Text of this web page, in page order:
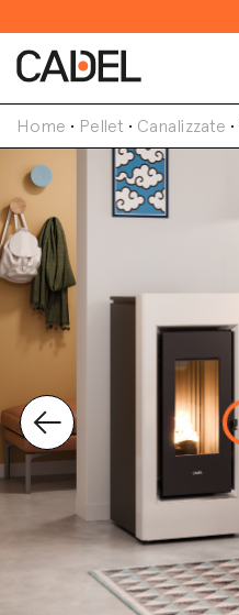
Home • Pellet • Canalizzate •